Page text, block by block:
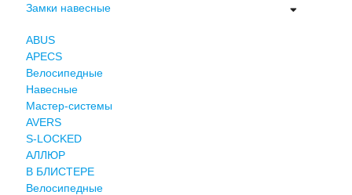
Замки навесные
ABUS
APECS
Велосипедные
Навесные
Мастер-системы
AVERS
S-LOCKED
АЛЛЮР
В БЛИСТЕРЕ
Велосипедные